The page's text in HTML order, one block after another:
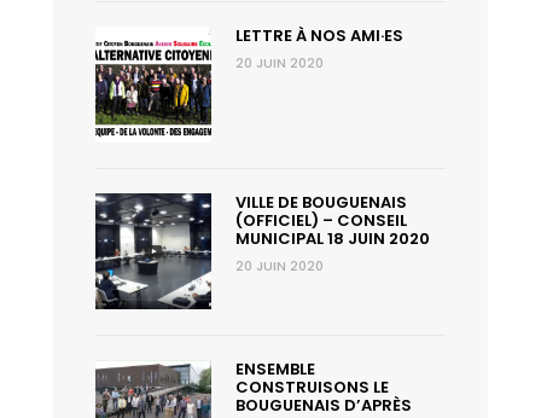
LETTRE À NOS AMI·ES
20 JUIN 2020
VILLE DE BOUGUENAIS
(OFFICIEL) – CONSEIL
MUNICIPAL 18 JUIN 2020
20 JUIN 2020
ENSEMBLE
CONSTRUISONS LE
BOUGUENAIS D’APRÈS